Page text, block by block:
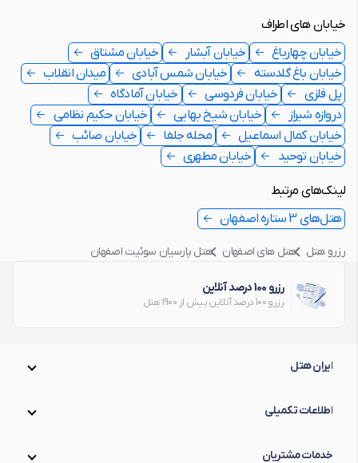
خیابان های اطراف
خیابان چهارباغ
خیابان آبشار
خیابان مشتاق
خیابان باغ گلدسته
خیابان شمس آبادی
میدان انقلاب
پل فلزی
خیابان فردوسی
خیابان آمادگاه
دروازه شیراز
خیابان شیخ بهایی
خیابان حکیم نظامی
خیابان کمال اسماعیل
محله جلفا
خیابان صائب
خیابان توحید
خیابان مطهری
لینک‌های مرتبط
هتل‌های 3 ستاره اصفهان
رزرو هتل هتل های اصفهان هتل پارسیان سوئیت اصفهان
رزرو 100 درصد آنلاین
رزرو 100 درصد آنلاین بیش از 1900 هتل
ایران هتل
اطلاعات تکمیلی
خدمات مشتریان